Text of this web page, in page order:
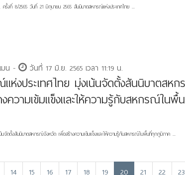
ครั้งที่ 8/2565 วันที่ 21 มิถุนายน 2565 สันนิบาตสหกรณ์แห่งประเทศไทย ...
มน - วันที่ 17 มิ.ย. 2565 เวลา 11:19 น.
ห่งประเทศไทย มุ่งเน้นจัดตั้งสันนิบาตสห
ความเข้มแข็งและให้ความรู้กับสหกรณ์ในพื้
นจัดตั้งสันนิบาตสหกรณ์จังหวัด เพื่อสร้างความเข้มแข็งและให้ความรู้กับสหกรณ์ในพื้นที่ทุกภูมิภาค ...
14 15 16 17 18 19 20 21 22 23